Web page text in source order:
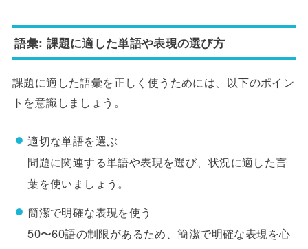
語彙: 課題に適した単語や表現の選び方
課題に適した語彙を正しく使うためには、以下のポイン
トを意識しましょう。
適切な単語を選ぶ
問題に関連する単語や表現を選び、状況に適した言
葉を使いましょう。
簡潔で明確な表現を使う
50〜60語の制限があるため、簡潔で明確な表現を心